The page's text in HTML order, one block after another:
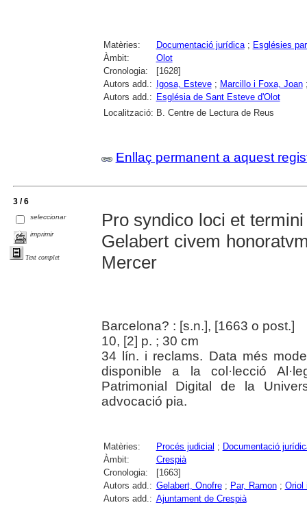
Matèries: Documentació jurídica; Esglésies
Àmbit:
Olot
Cronologia:
[1628]
Autors add.:
Igosa, Esteve; Marcillo i Foxa, Joan
Autors add.: Església de Sant Esteve d'Olot
Localització: B. Centre de Lectura de Reus
Enllaç permanent a aquest
3 / 6
seleccionar
imprimir
Text complet
Pro syndico loci et
Gelabert civem
Mercer
Barcelona? : [s.n.], [1663 o post.]
10, [2] p. ; 30 cm
34 lín. i reclams. Data més
disponible a la col·lecció
Patrimonial Digital de la
advocació pia.
Matèries: Procés judicial ; Documentació
Àmbit:
Crespià
Cronologia:
[1663]
Autors add.: Gelabert, Onofre; Par, Ramon; Oriol
Autors add.: Ajuntament de Crespià